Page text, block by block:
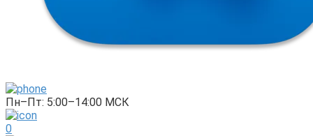
Пн–Пт: 5:00–14:00 МСК
0